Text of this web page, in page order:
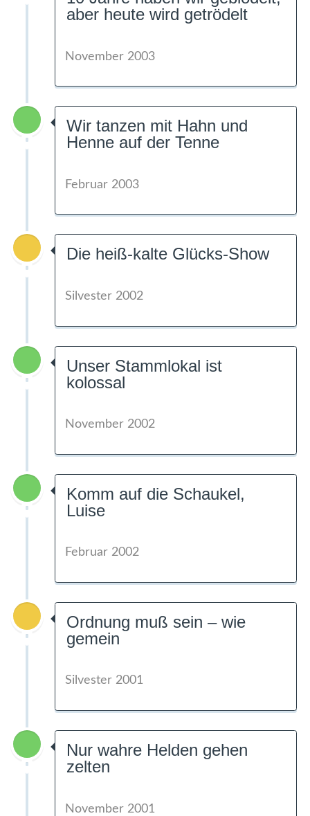
aber heute wird getrödelt
November 2003
Wir tanzen mit Hahn und
Henne auf der Tenne
Februar 2003
Die heiß-kalte Glücks-Show
Silvester 2002
Unser Stammlokal ist
kolossal
November 2002
Komm auf die Schaukel,
Luise
Februar 2002
Ordnung muß sein – wie
gemein
Silvester 2001
Nur wahre Helden gehen
zelten
November 2001